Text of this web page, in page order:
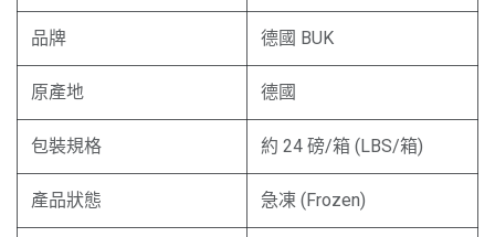
品牌 德國 BUK
原產地 德國
包裝規格 約 24 磅/箱 (LBS/箱)
產品狀態 急凍 (Frozen)